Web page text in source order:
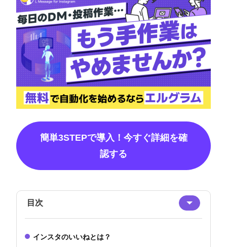
簡単3STEPで導入！今すぐ詳細を確
認する
目次
インスタのいいねとは？